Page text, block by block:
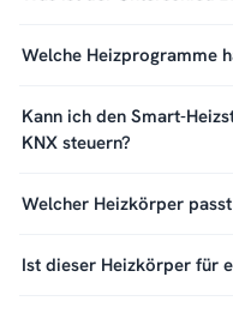
Welche Heizprogramme
Kann ich den Smart-
KNX steuern?
Welcher Heizkörper
Ist dieser Heizkörper für